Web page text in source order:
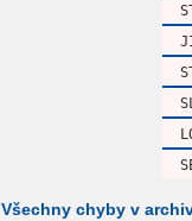
Všechny chyby v